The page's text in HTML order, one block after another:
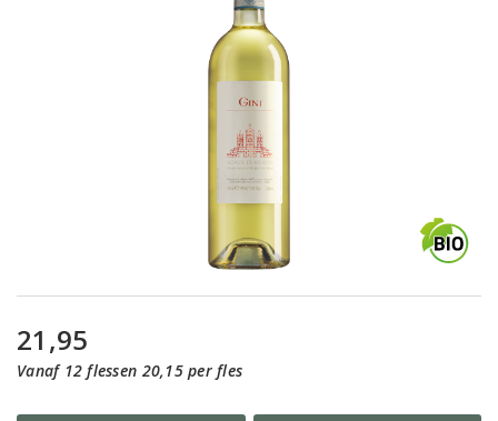
21,95
Vanaf 12 flessen 20,15 per fles